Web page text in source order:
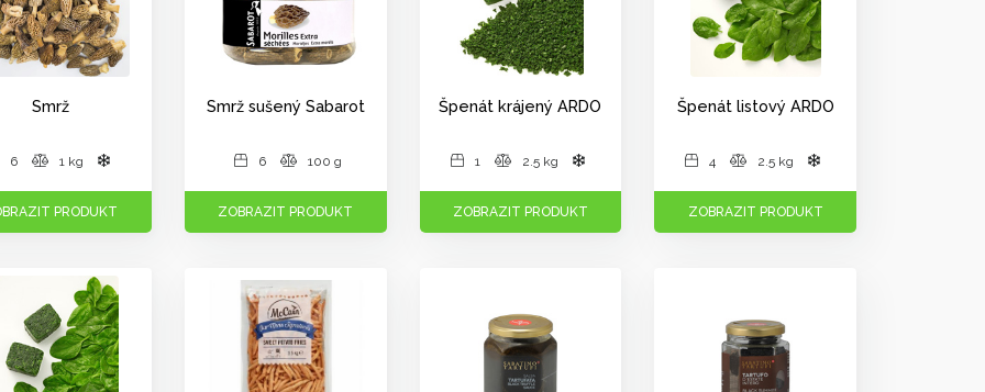
Smrž
6 1 kg
PRODUKT
Smrž sušený Sabarot
6 100 g
ZOBRAZIT PRODUKT
Špenát krájený ARDO
1 2.5 kg
ZOBRAZIT PRODUKT
Špenát listový ARDO
4 2.5 kg
ZOBRAZIT PRODUKT